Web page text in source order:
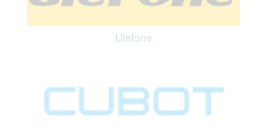
Ulefone